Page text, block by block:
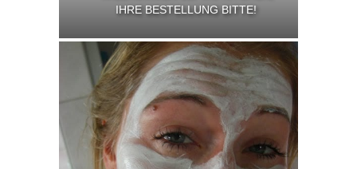
IHRE BESTELLUNG BITTE!